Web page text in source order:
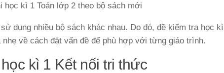
học kì 1 Toán lớp 2 theo bộ sách mới
dụng nhiều bộ sách khác nhau. Do đó, đề kiểm tra học kì
về cách đặt vấn đề để phù hợp với từng giáo trình.
kì 1 Kết nối tri thức